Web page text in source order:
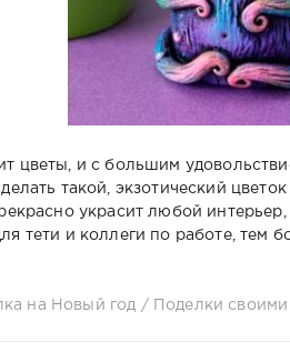
цветы, и с большим
такой, экзотический
украсит любой
тети и коллеги по работе, тем
на Новый год / Поделки